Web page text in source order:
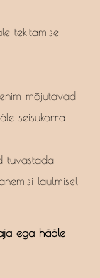
tekitamise
mõjutavad
seisukorra
tuvastada
laulmisel
ega hääle